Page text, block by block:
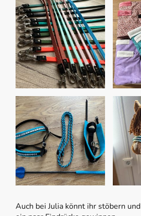
Auch bei Julia könnt ihr stöbern und